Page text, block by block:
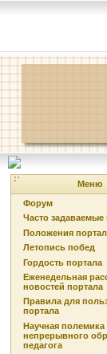
Меню
Форум
Часто
Положения
Летопись побед
Гордость портала
Еженедельная
новостей портала
Правила для
портала
Научная
непрерывного
педагога